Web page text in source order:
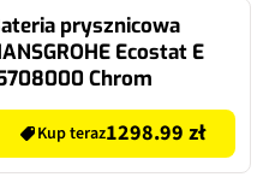
prysznicowa
Ecostat E
Chrom
Kup teraz1298.99 zł